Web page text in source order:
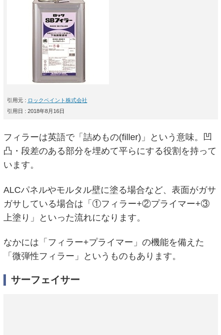
引用元 : ロックペイント株式会社
引用日 : 2018年8月16日
フィラーは英語で「詰めもの(filler)」という意味。凹
凸・段差のある部分を埋めて平らにする役割を持って
います。
ALCパネルやモルタル壁に塗る場合など、表面がガサ
ガサしている場合は「①フィラー+②プライマー+③
上塗り」といった流れになります。
なかには「フィラー+プライマー」の機能を備えた
「微弾性フィラー」というものもあります。
サーフェイサー